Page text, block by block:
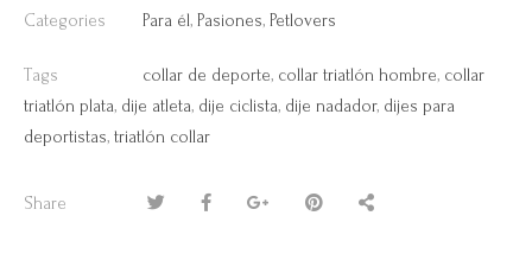
Categories Para él, Pasiones, Petlovers
Tags collar de deporte, collar triatlón hombre, collar
triatlón plata, dije atleta, dije ciclista, dije nadador, dijes para
deportistas, triatlón collar
Share